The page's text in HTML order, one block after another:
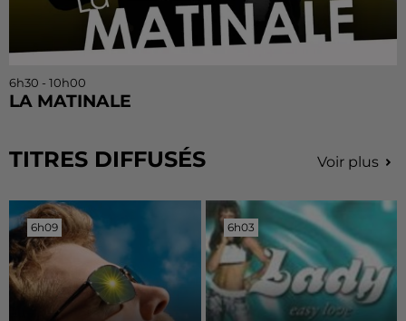
6h30 - 10h00
LA MATINALE
TITRES DIFFUSÉS Voir plus
6h09
6h09 6h03
6h03